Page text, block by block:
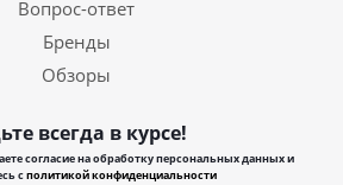
Вопрос-ответ
Бренды
Обзоры
всегда в курсе!
согласие на обработку персональных данных и
сполитикой конфиденциальности